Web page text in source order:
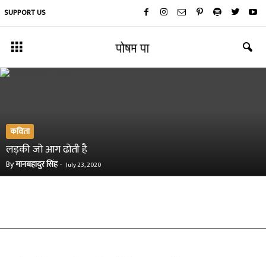
SUPPORT US
कविता
लड़की जो आग ढोती है
Byमानबहादुर सिंह- July 23, 2020